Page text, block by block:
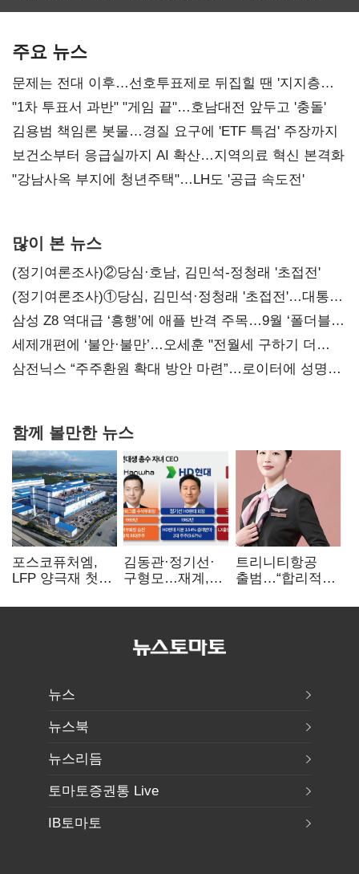
주요 뉴스
문제는 전대 이후…선호투표제로 뒤집힐 땐 '지지층
불복'
"1차 투표서 과반" "게임 끝"…호남대전 앞두고 '충돌'
김용범 책임론 봇물…경질 요구에 'ETF 특검' 주장까지
보건소부터 응급실까지 AI 확산…지역의료 혁신 본격화
"강남사옥 부지에 청년주택"…LH도 '공급 속도전'
많이 본 뉴스
(정기여론조사)②당심·호남, 김민석-정청래 '초접전'
(정기여론조사)①당심, 김민석·정청래 '초접전'…대통령
지지도 '50% 아래로'(종합)
삼성 Z8 역대급 ‘흥행’에 애플 반격 주목…9월 ‘폴더블
대전’
세제개편에 ‘불안·불만’…오세훈 "전월세 구하기 더
힘들어질 것"
삼전닉스 “주주환원 확대 방안 마련”…로이터에 성명
함께 볼만한 뉴스
포스코퓨처엠,
LFP 양극재 첫
ESS 시장 공략
김동관·정기선·
구형모…재계,
전성시대
트리니티항공
출범…“합리적
서비스로 승부”
뉴스
뉴스북
뉴스리듬
토마토증권통 Live
IB토마토